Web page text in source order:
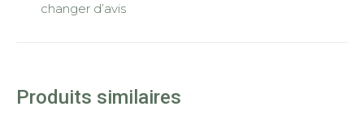
changer d’avis
Produits similaires